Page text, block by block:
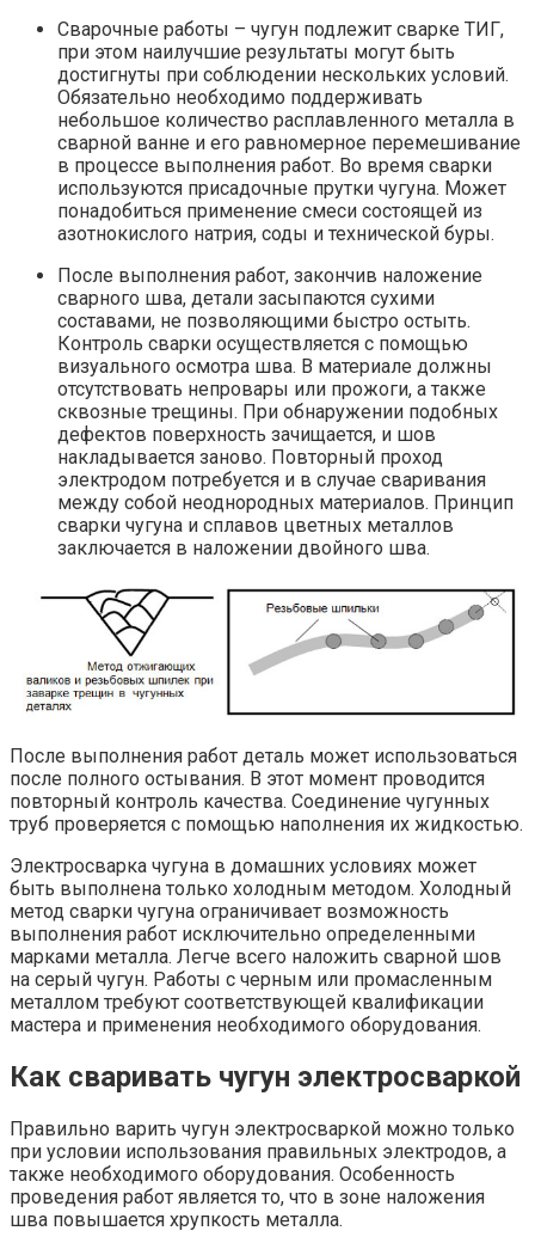
Сварочные работы – чугун подлежит сварке ТИГ,
при этом наилучшие результаты могут быть
достигнуты при соблюдении нескольких условий.
Обязательно необходимо поддерживать
небольшое количество расплавленного металла в
сварной ванне и его равномерное перемешивание
в процессе выполнения работ. Во время сварки
используются присадочные прутки чугуна. Может
понадобиться применение смеси состоящей из
азотнокислого натрия, соды и технической буры.
После выполнения работ, закончив наложение
сварного шва, детали засыпаются сухими
составами, не позволяющими быстро остыть.
Контроль сварки осуществляется с помощью
визуального осмотра шва. В материале должны
отсутствовать непровары или прожоги, а также
сквозные трещины. При обнаружении подобных
дефектов поверхность зачищается, и шов
накладывается заново. Повторный проход
электродом потребуется и в случае сваривания
между собой неоднородных материалов. Принцип
сварки чугуна и сплавов цветных металлов
заключается в наложении двойного шва.
После выполнения работ деталь может использоваться
после полного остывания. В этот момент проводится
повторный контроль качества. Соединение чугунных
труб проверяется с помощью наполнения их жидкостью.
Электросварка чугуна в домашних условиях может
быть выполнена только холодным методом. Холодный
метод сварки чугуна ограничивает возможность
выполнения работ исключительно определенными
марками металла. Легче всего наложить сварной шов
на серый чугун. Работы с черным или промасленным
металлом требуют соответствующей квалификации
мастера и применения необходимого оборудования.
Как сваривать чугун электросваркой
Правильно варить чугун электросваркой можно только
при условии использования правильных электродов, а
также необходимого оборудования. Особенность
проведения работ является то, что в зоне наложения
шва повышается хрупкость металла.